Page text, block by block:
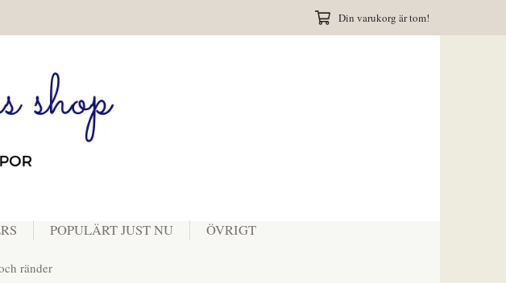
Din varukorg är tom!
POPULÄRT JUST NU ÖVRIGT
ränder